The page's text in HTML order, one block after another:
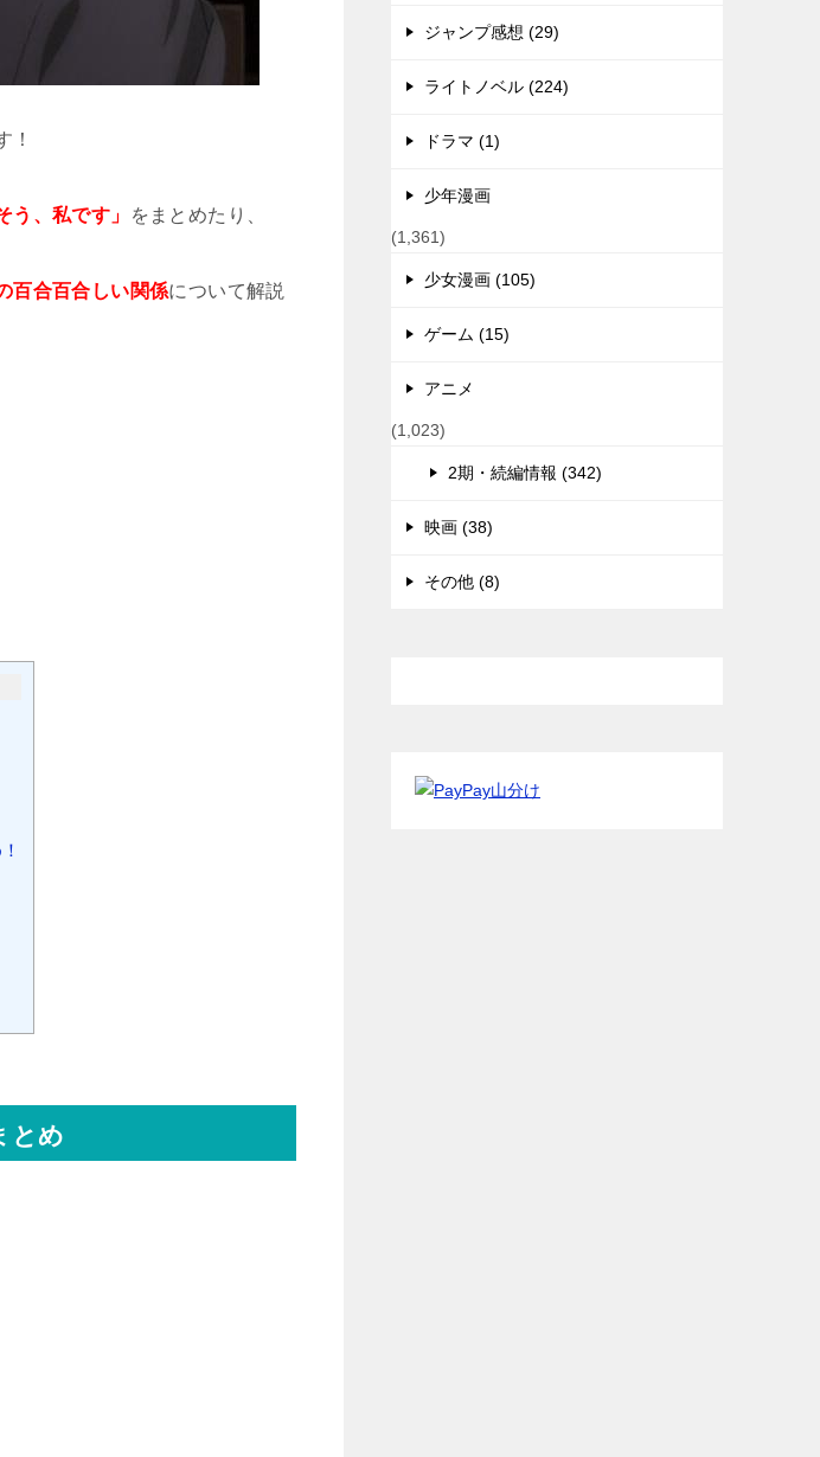
！
う、私です」 をまとめたり、
百合百合しい関係について解説
とめ
ジャンプ感想 (29)
ライトノベル (224)
ドラマ (1)
少年漫画
(1,361)
少女漫画 (105)
ゲーム (15)
アニメ
(1,023)
2期・続編情報 (342)
映画 (38)
その他 (8)